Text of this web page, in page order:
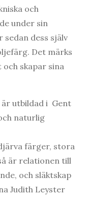
och
under sin
sedan dess själv
Det märks
skapar sina
är utbildad i Gent
naturlig
färger, stora
är relationen till
och släktskap
Judith Leyster